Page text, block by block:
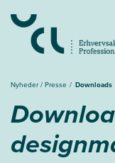
Nyheder / Presse Downloads